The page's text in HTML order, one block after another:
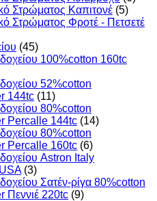
Στρώματος Καπιτονέ (5)
Στρώματος Φροτέ - Πετσετέ
(45)
100%cotton 160tc
52%cotton
144tc (11)
80%cotton
Percalle 144tc (14)
80%cotton
Percalle 160tc (6)
Astron Italy
(3)
Σατέν-ρίγα 80%cotton
Πεννιέ 220tc (9)